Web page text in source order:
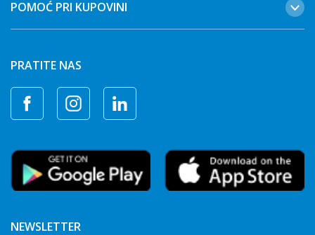
POMOĆ PRI KUPOVINI
PRATITE NAS
NEWSLETTER